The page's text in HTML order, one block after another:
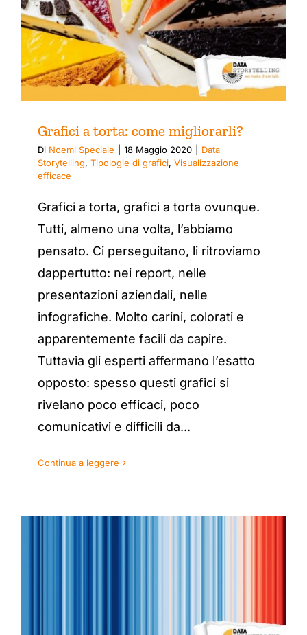
Grafici a torta: come migliorarli?
Di Noemi Speciale 18 Maggio 2020
Data
Storytelling, Tipologie di grafici, Visualizzazione
efficace
Grafici a torta, grafici a torta ovunque.
Tutti, almeno una volta, l’abbiamo
pensato. Ci perseguitano, li ritroviamo
dappertutto: nei report, nelle
presentazioni aziendali, nelle
infografiche. Molto carini, colorati e
apparentemente facili da capire.
Tuttavia gli esperti affermano l’esatto
opposto: spesso questi grafici si
rivelano poco efficaci, poco
comunicativi e difficili da...
Continua a leggere